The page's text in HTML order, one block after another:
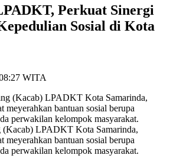
Perkuat Sinergi
Sosial di Kota
WITA
(Kacab) LPADKT Kota Samarinda,
meyerahkan bantuan sosial berupa
perwakilan kelompok masyarakat.